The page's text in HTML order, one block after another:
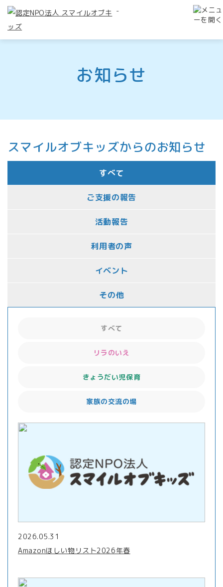
-
お知らせ
スマイルオブキッズからのお知らせ
すべて
ご支援の報告
活動報告
利用者の声
イベント
その他
すべて
リラのいえ
きょうだい児保育
家族の交流の場
2026.05.31
Amazonほしい物リスト2026年春